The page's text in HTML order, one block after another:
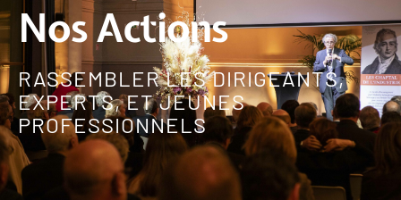
Nos Actions
RASSEMBLER LES DIRIGEANTS,
EXPERTS, ET JEUNES
PROFESSIONNELS